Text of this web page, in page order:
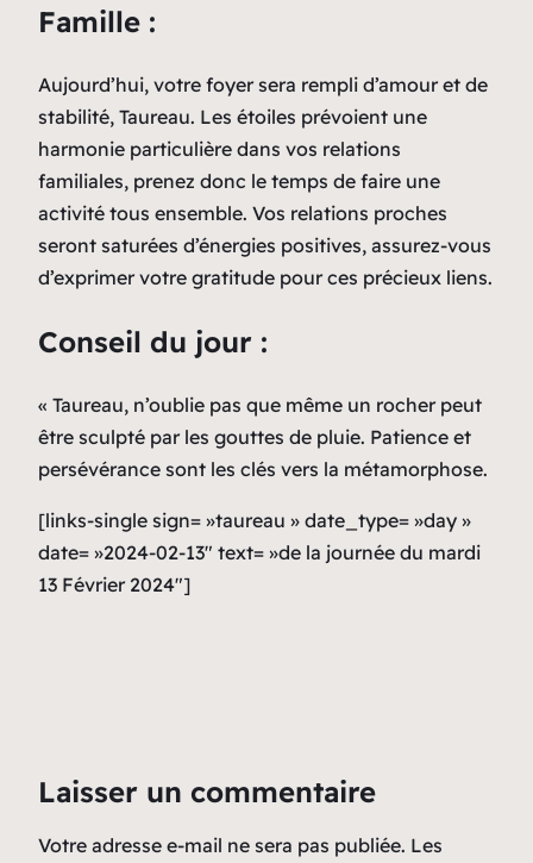
Famille :
Aujourd’hui, votre foyer sera rempli d’amour et de
stabilité, Taureau. Les étoiles prévoient une
harmonie particulière dans vos relations
familiales, prenez donc le temps de faire une
activité tous ensemble. Vos relations proches
seront saturées d’énergies positives, assurez-vous
d’exprimer votre gratitude pour ces précieux liens.
Conseil du jour :
« Taureau, n’oublie pas que même un rocher peut
être sculpté par les gouttes de pluie. Patience et
persévérance sont les clés vers la métamorphose.
[links-single sign= »taureau » date_type= »day »
date= »2024-02-13″ text= »de la journée du mardi
13 Février 2024″]
Laisser un commentaire
Votre adresse e-mail ne sera pas publiée. Les